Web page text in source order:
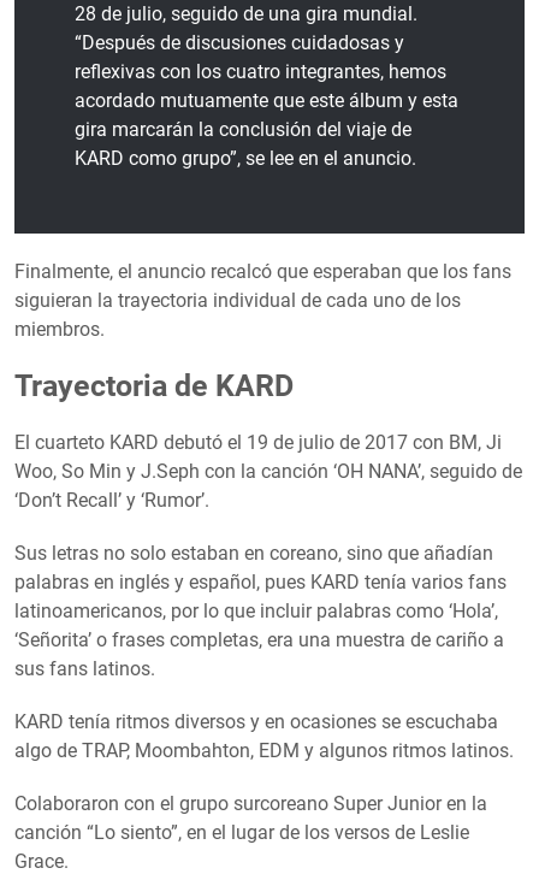
28 de julio, seguido de una gira mundial.
“Después de discusiones cuidadosas y
reflexivas con los cuatro integrantes, hemos
acordado mutuamente que este álbum y esta
gira marcarán la conclusión del viaje de
KARD como grupo”, se lee en el anuncio.
Finalmente, el anuncio recalcó que esperaban que los fans
siguieran la trayectoria individual de cada uno de los
miembros.
Trayectoria de KARD
El cuarteto KARD debutó el 19 de julio de 2017 con BM, Ji
Woo, So Min y J.Seph con la canción ‘OH NANA’, seguido de
‘Don’t Recall’ y ‘Rumor’.
Sus letras no solo estaban en coreano, sino que añadían
palabras en inglés y español, pues KARD tenía varios fans
latinoamericanos, por lo que incluir palabras como ‘Hola’,
‘Señorita’ o frases completas, era una muestra de cariño a
sus fans latinos.
KARD tenía ritmos diversos y en ocasiones se escuchaba
algo de TRAP, Moombahton, EDM y algunos ritmos latinos.
Colaboraron con el grupo surcoreano Super Junior en la
canción “Lo siento”, en el lugar de los versos de Leslie
Grace.